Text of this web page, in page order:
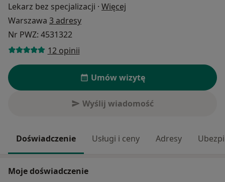
Lekarz bez specjalizacji · Więcej
Warszawa 3 adresy
Nr PWZ: 4531322
12 opinii
Umów wizytę
Wyślij wiadomość
Doświadczenie Usługi i ceny Adresy
Moje doświadczenie